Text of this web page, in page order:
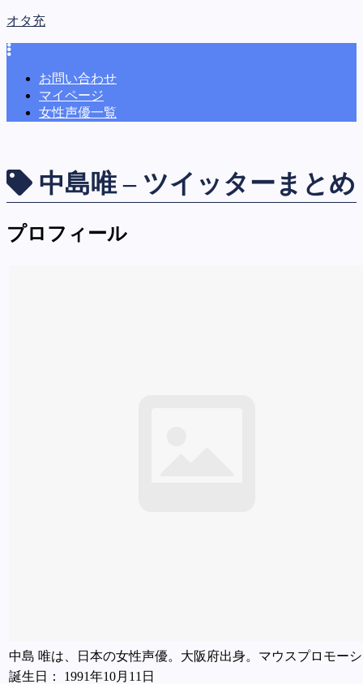
オタ充
お問い合わせ
マイページ
女性声優一覧
中島唯 – ツイッターまとめ
プロフィール
中島 唯は、日本の女性声優。大阪府出身。マウスプロモー
誕生日： 1991年10月11日